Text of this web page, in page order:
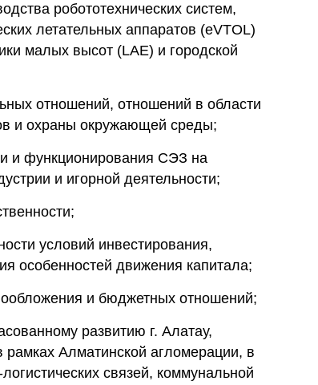
робототехнических систем,
летательных аппаратов (eVTOL)
малых высот (LAE) и городской
отношений, отношений в области
и охраны окружающей среды;
и функционирования СЭЗ на
и игорной деятельности;
условий инвестирования,
особенностей движения капитала;
и бюджетных отношений;
развитию г. Алатау,
Алматинской агломерации, в
связей, коммунальной